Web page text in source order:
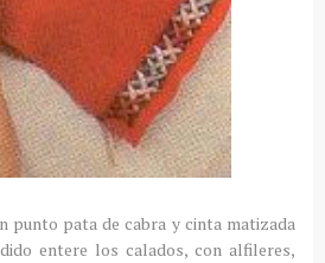
punto pata de cabra y cinta matizada
entere los calados, con alfileres,